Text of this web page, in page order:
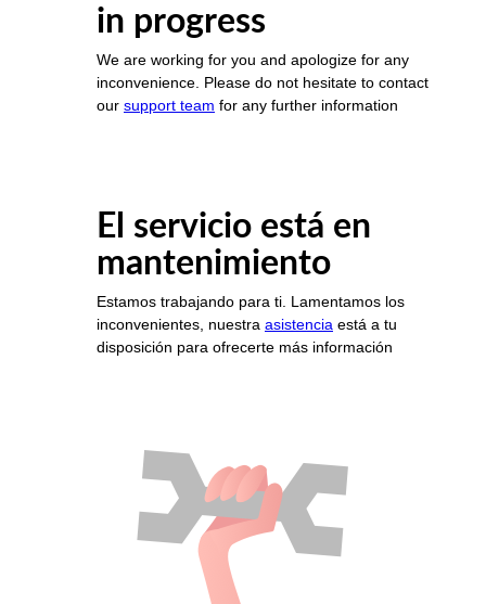
in progress
We are working for you and apologize for any
inconvenience. Please do not hesitate to contact
our support team for any further information
El servicio está en
mantenimiento
Estamos trabajando para ti. Lamentamos los
inconvenientes, nuestra asistencia está a tu
disposición para ofrecerte más información